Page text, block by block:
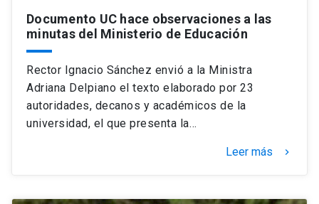
Documento UC hace observaciones a las
minutas del Ministerio de Educación
Rector Ignacio Sánchez envió a la Ministra
Adriana Delpiano el texto elaborado por 23
autoridades, decanos y académicos de la
universidad, el que presenta la…
Leer más keyboard_arrow_right